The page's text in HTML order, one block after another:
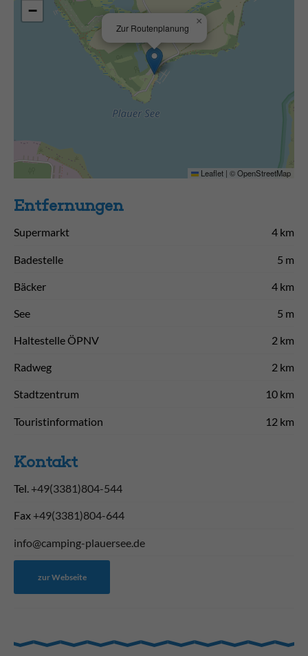
Zur Routenplanung
×
−
Leaflet | ©OpenStreetMap
Entfernungen
Supermarkt 4 km
Badestelle 5 m
Bäcker 4 km
See 5 m
Haltestelle ÖPNV 2 km
Radweg 2 km
Stadtzentrum 10 km
Touristinformation 12 km
Kontakt
Tel. +49(3381)804-544
Fax +49(3381)804-644
info@camping-plauersee.de
zur Webseite